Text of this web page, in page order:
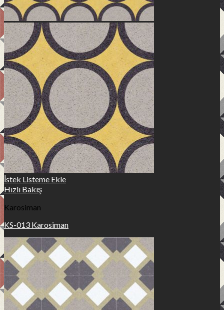
İstek Listeme Ekle
Hızlı Bakış
Karosiman
KS-013 Karosiman